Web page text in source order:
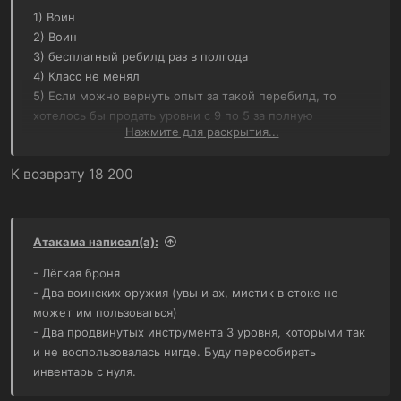
1) Воин
2) Воин
3) бесплатный ребилд раз в полгода
4) Класс не менял
5) Если можно вернуть опыт за такой перебилд, то
хотелось бы продать уровни с 9 по 5 за полную
Нажмите для раскрытия...
К возврату 18 200
Атакама написал(а):
- Лёгкая броня
- Два воинских оружия (увы и ах, мистик в стоке не
может им пользоваться)
- Два продвинутых инструмента 3 уровня, которыми так
и не воспользовалась нигде. Буду пересобирать
инвентарь с нуля.